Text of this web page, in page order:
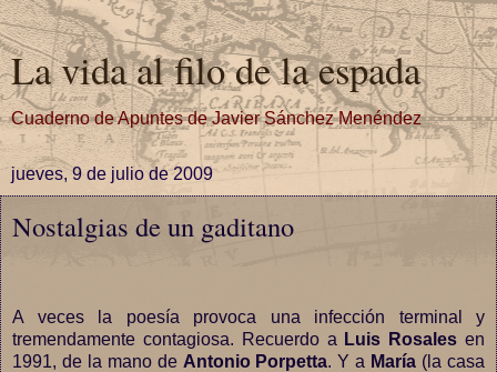
La vida al filo de la espada
Cuaderno de Apuntes de Javier Sánchez Menéndez
jueves, 9 de julio de 2009
Nostalgias de un gaditano
A veces la poesía provoca una infección terminal y
tremendamente contagiosa. Recuerdo a Luis Rosales en
1991, de la mano de Antonio Porpetta. Y a María (la casa